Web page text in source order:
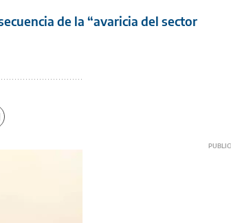
de la “avaricia del sector